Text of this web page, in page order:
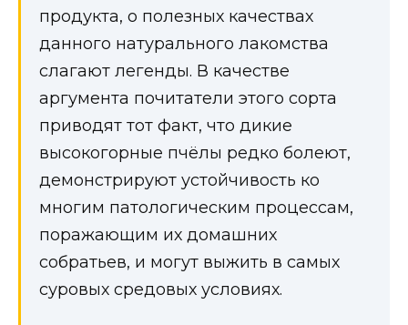
продукта, о полезных качествах
данного натурального лакомства
слагают легенды. В качестве
аргумента почитатели этого сорта
приводят тот факт, что дикие
высокогорные пчёлы редко болеют,
демонстрируют устойчивость ко
многим патологическим процессам,
поражающим их домашних
собратьев, и могут выжить в самых
суровых средовых условиях.